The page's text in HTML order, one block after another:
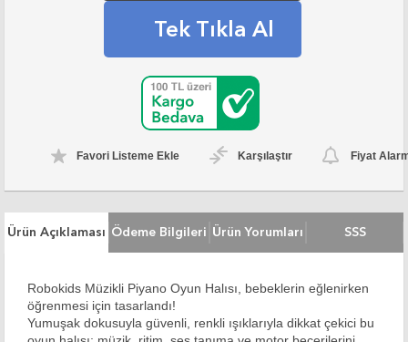
Tek Tıkla Al
Favori Listeme Ekle Karşılaştır Fiyat
Ürün Açıklaması Ödeme Bilgileri Ürün Yorumları SSS
Robokids Müzikli Piyano Oyun Halısı , bebeklerin eğlenirken
öğrenmesi için tasarlandı!
Yumuşak dokusuyla güvenli, renkli ışıklarıyla dikkat çekici bu